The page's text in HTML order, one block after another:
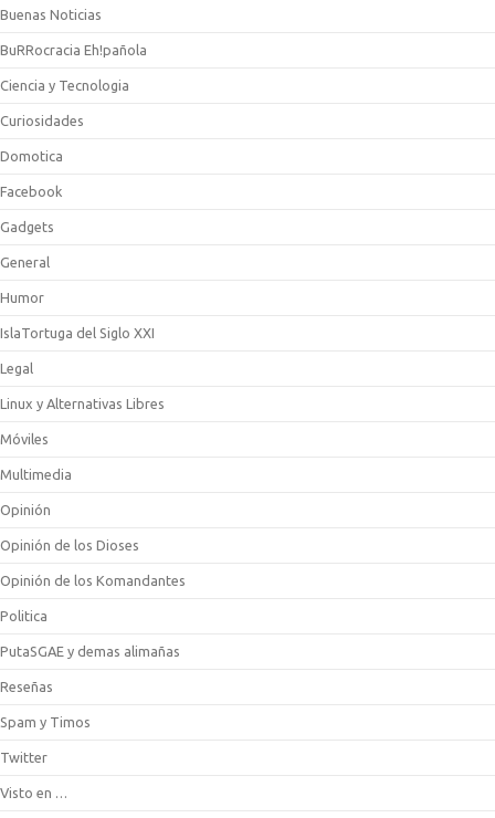
Buenas Noticias
BuRRocracia Eh!pañola
Ciencia y Tecnologia
Curiosidades
Domotica
Facebook
Gadgets
General
Humor
IslaTortuga del Siglo XXI
Legal
Linux y Alternativas Libres
Móviles
Multimedia
Opinión
Opinión de los Dioses
Opinión de los Komandantes
Politica
PutaSGAE y demas alimañas
Reseñas
Spam y Timos
Twitter
Visto en …